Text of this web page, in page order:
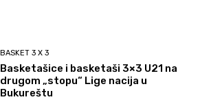
BASKET 3 X 3
Basketašice i basketaši 3×3 U21 na
drugom „stopu“ Lige nacija u
Bukureštu